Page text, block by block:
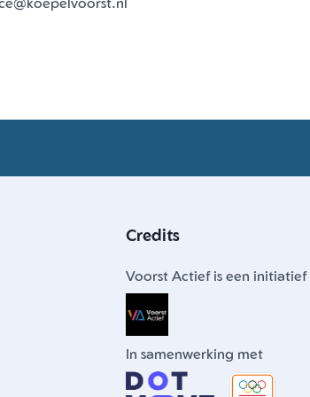
Credits
Voorst Actief is een initiatief
In samenwerking met